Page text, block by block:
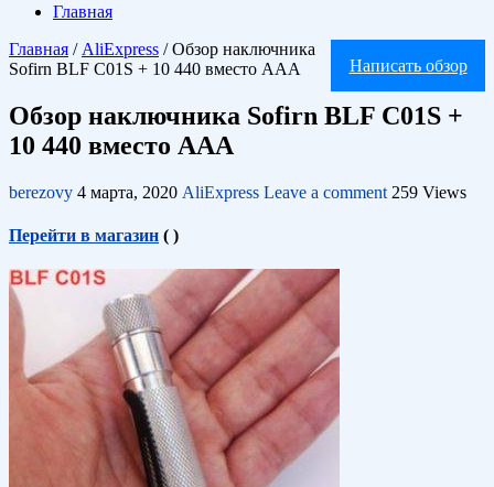
Главная
Написать обзор
Главная / AliExpress / Обзор наключника
Sofirn BLF C01S + 10 440 вместо ААА
Обзор наключника Sofirn BLF C01S +
10 440 вместо ААА
berezovy 4 марта, 2020 AliExpress Leave a comment 259 Views
Перейти в магазин ( )